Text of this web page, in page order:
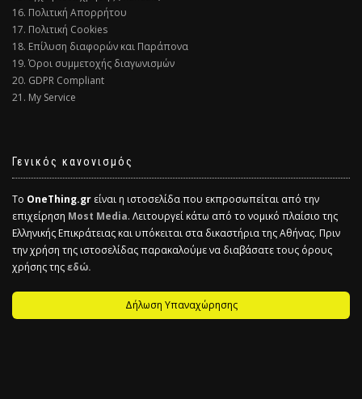
16. Πολιτική Απορρήτου
17. Πολιτική Cookies
18. Επίλυση διαφορών και Παράπονα
19. Όροι συμμετοχής διαγωνισμών
20. GDPR Compliant
21. My Service
Γενικός κανονισμός
Το OneThing.gr είναι η ιστοσελίδα που εκπροσωπείται από την
επιχείρηση Most Media. Λειτουργεί κάτω από το νομικό πλαίσιο της
Ελληνικής Επικράτειας και υπόκειται στα δικαστήρια της Αθήνας. Πριν
την χρήση της ιστοσελίδας παρακαλούμε να διαβάσατε τους όρους
χρήσης τηςεδώ.
Δήλωση Υπαναχώρησης